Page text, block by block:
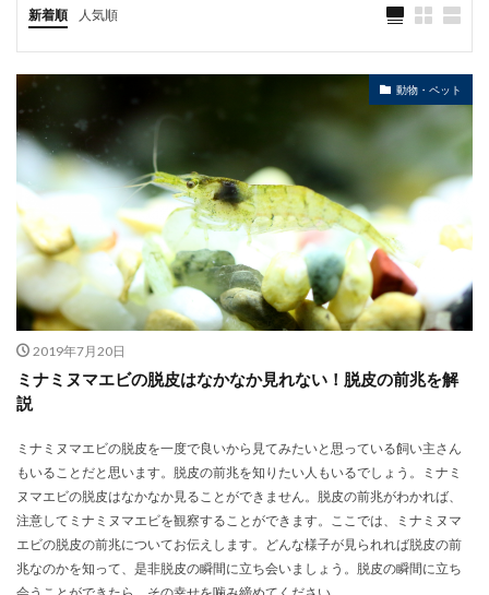
新着順 人気順
動物・ペット
2019年7月20日
ミナミヌマエビの脱皮はなかなか見れない！脱皮の前兆を解
説
ミナミヌマエビの脱皮を一度で良いから見てみたいと思っている飼い主さん
もいることだと思います。脱皮の前兆を知りたい人もいるでしょう。ミナミ
ヌマエビの脱皮はなかなか見ることができません。脱皮の前兆がわかれば、
注意してミナミヌマエビを観察することができます。ここでは、ミナミヌマ
エビの脱皮の前兆についてお伝えします。どんな様子が見られれば脱皮の前
兆なのかを知って、是非脱皮の瞬間に立ち会いましょう。脱皮の瞬間に立ち